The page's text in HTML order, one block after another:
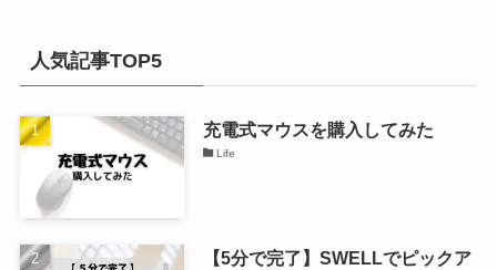
人気記事TOP5
充電式マウスを購入してみた
Life
【5分で完了】SWELLでピックア